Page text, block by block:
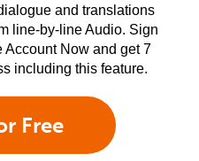
and translations
line-by-line Audio. Sign
Account Now and get 7
including this feature.
Free